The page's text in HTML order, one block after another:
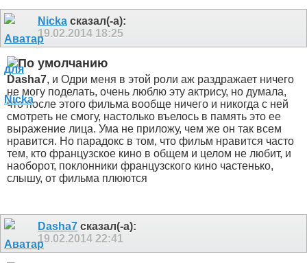
Nicka сказал(-а):
19.02.2014 18:25
Dasha7, и Одри меня в этой роли аж раздражает ничего
не могу поделать, очень люблю эту актрису, но думала,
что после этого фильма вообще ничего и никогда с ней
смотреть не смогу, настолько въелось в память это ее
выражение лица. Ума не приложу, чем же он так всем
нравится. Но парадокс в том, что фильм нравится часто
тем, кто французское кино в общем и целом не любит, и
наоборот, поклонники французского кино частенько,
слышу, от фильма плюются
Dasha7 сказал(-а):
19.02.2014 22:41